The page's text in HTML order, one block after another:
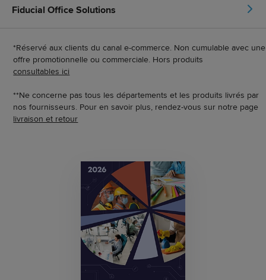
Fiducial Office Solutions
*Réservé aux clients du canal e-commerce. Non cumulable avec une
offre promotionnelle ou commerciale. Hors produits
consultables ici
**Ne concerne pas tous les départements et les produits livrés par
nos fournisseurs. Pour en savoir plus, rendez-vous sur notre page
livraison et retour